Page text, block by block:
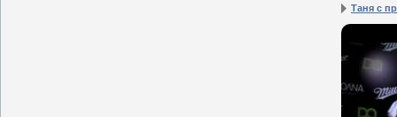
Таня с